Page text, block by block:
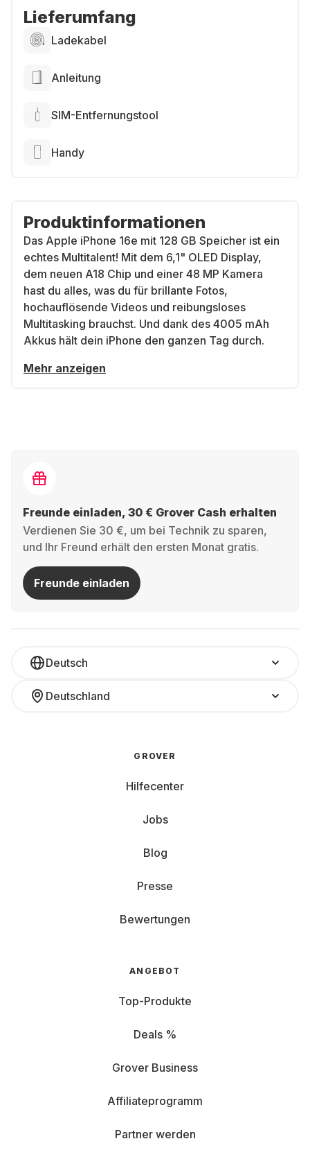
Lieferumfang
Ladekabel
Anleitung
SIM-Entfernungstool
Handy
Produktinformationen
Das Apple iPhone 16e mit 128 GB Speicher ist ein
echtes Multitalent! Mit dem 6,1" OLED Display,
dem neuen A18 Chip und einer 48 MP Kamera
hast du alles, was du für brillante Fotos,
hochauflösende Videos und reibungsloses
Multitasking brauchst. Und dank des 4005 mAh
Akkus hält dein iPhone den ganzen Tag durch.
Mehr anzeigen
Freunde einladen, 30 € Grover Cash erhalten
Verdienen Sie 30 €, um bei Technik zu sparen,
und Ihr Freund erhält den ersten Monat gratis.
Freunde einladen
Deutsch
Deutschland
GROVER
Hilfecenter
Jobs
Blog
Presse
Bewertungen
ANGEBOT
Top-Produkte
Deals %
Grover Business
Affiliateprogramm
Partner werden